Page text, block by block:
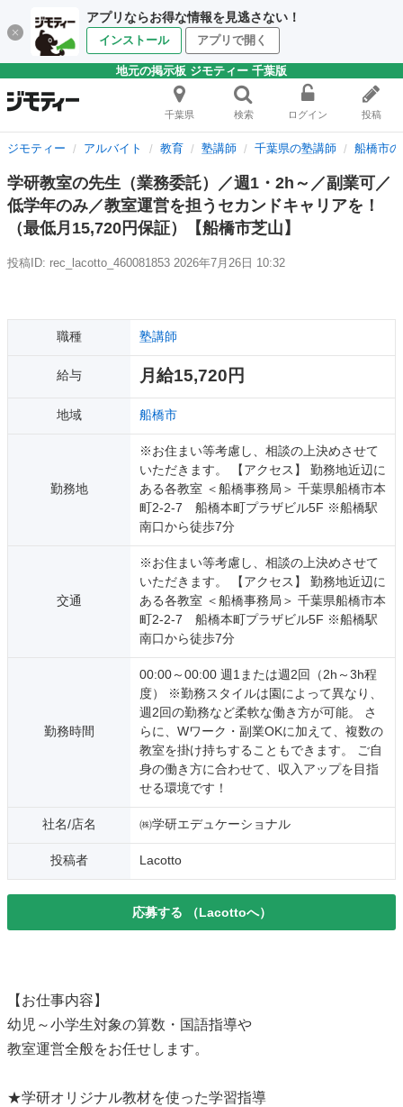
アプリならお得な情報を見逃さない！
インストール アプリで開く
地元の掲示板 ジモティー 千葉版
千葉県 検索 ログイン 投稿
ジモティー アルバイト 教育 塾講師 千葉県の塾講師 船橋市
学研教室の先生（業務委託）／週1・2h～／副業可／
低学年のみ／教室運営を担うセカンドキャリアを！
（最低月15,720円保証）【船橋市芝山】
投稿ID: rec_lacotto_460081853 2026年7月26日 10:32
職種 塾講師
給与 月給15,720円
地域 船橋市
勤務地
※お住まい等考慮し、相談の上決めさせて
いただきます。 【アクセス】 勤務地近辺に
ある各教室 ＜船橋事務局＞ 千葉県船橋市本
町2-2-7 船橋本町プラザビル5F ※船橋駅
南口から徒歩7分
交通
※お住まい等考慮し、相談の上決めさせて
いただきます。 【アクセス】 勤務地近辺に
ある各教室 ＜船橋事務局＞ 千葉県船橋市本
町2-2-7 船橋本町プラザビル5F ※船橋駅
南口から徒歩7分
勤務時間
00:00～00:00 週1または週2回（2h～3h程
度） ※勤務スタイルは園によって異なり、
週2回の勤務など柔軟な働き方が可能。 さ
らに、Wワーク・副業OKに加えて、複数の
教室を掛け持ちすることもできます。 ご自
身の働き方に合わせて、収入アップを目指
せる環境です！
社名/店名 ㈱学研エデュケーショナル
投稿者 Lacotto
応募する （Lacottoへ）
【お仕事内容】
幼児～小学生対象の算数・国語指導や
教室運営全般をお任せします。
★学研オリジナル教材を使った学習指導